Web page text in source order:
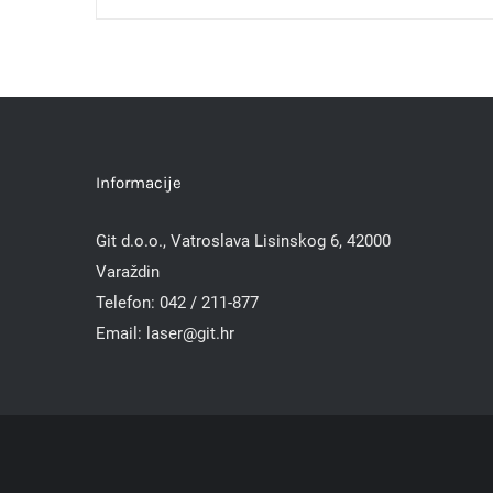
Informacije
Git d.o.o., Vatroslava Lisinskog 6, 42000
Varaždin
Telefon: 042 / 211-877
Email: laser@git.hr